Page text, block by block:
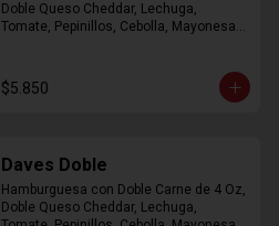
Doble Queso Cheddar, Lechuga,
Tomate, Pepinillos, Cebolla, Mayonesa,
$5.850
Daves Doble
Hamburguesa con Doble Carne de 4 Oz,
Doble Queso Cheddar, Lechuga,